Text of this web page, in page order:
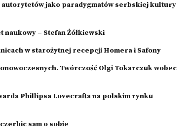
autorytetów jako paradygmatów serbskiej kultury
– Stefan Żółkiewski
w starożytnej recepcji Homera i Safony
Twórczość Olgi Tokarczuk wobec
Phillipsa Lovecrafta na polskim rynku
sam o sobie